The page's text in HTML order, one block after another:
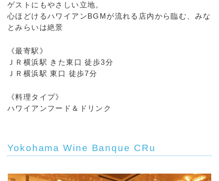
ゲストにもやさしい立地。
心ほどけるハワイアンBGMが流れる店内から臨む、みな
とみらいは絶景
《最寄駅》
ＪＲ横浜駅 きた東口 徒歩3分
ＪＲ横浜駅 東口 徒歩7分
《料理タイプ》
ハワイアンフード＆ドリンク
Yokohama Wine Banque CRu